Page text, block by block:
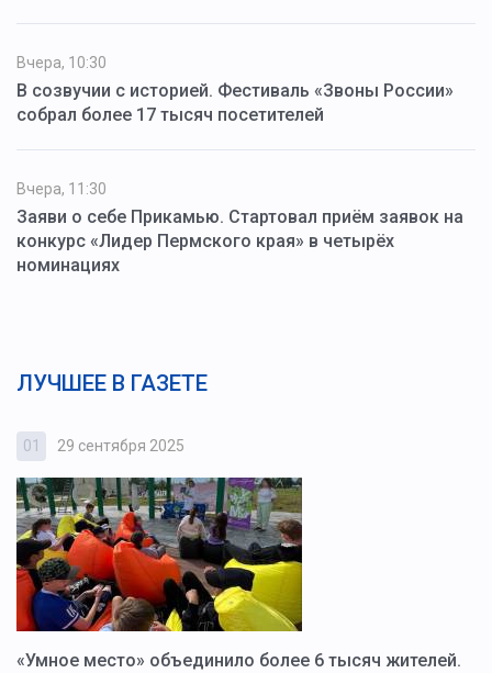
Вчера, 10:30
В созвучии с историей. Фестиваль «Звоны России»
собрал более 17 тысяч посетителей
Вчера, 11:30
Заяви о себе Прикамью. Стартовал приём заявок на
конкурс «Лидер Пермского края» в четырёх
номинациях
ЛУЧШЕЕ В ГАЗЕТЕ
01 29 сентября 2025
«Умное место» объединило более 6 тысяч жителей.